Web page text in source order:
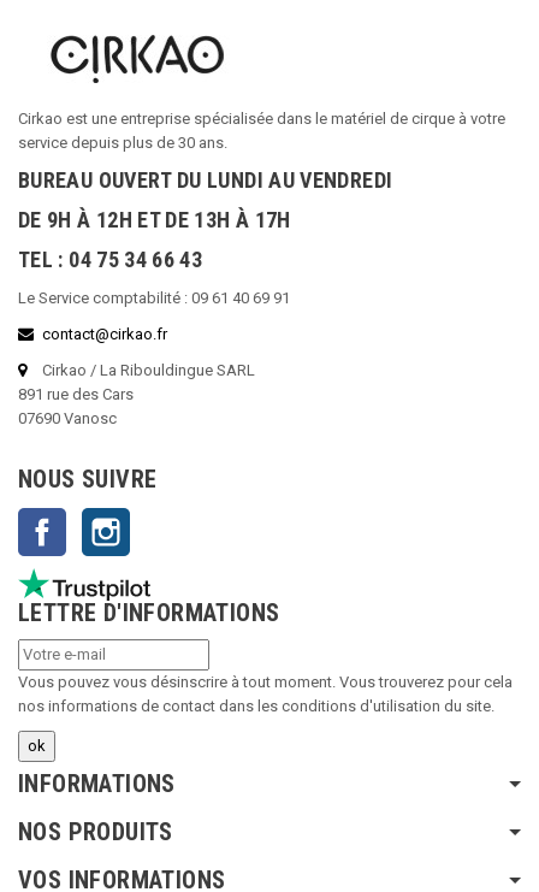
Cirkao est une entreprise spécialisée dans le matériel de cirque à votre
service depuis plus de 30 ans.
BUREAU OUVERT DU LUNDI AU VENDREDI
DE 9H À 12H ET DE 13H À 17H
TEL : 04 75 34 66 43
Le Service comptabilité : 09 61 40 69 91
contact@cirkao.fr
Cirkao / La Ribouldingue SARL
891 rue des Cars
07690 Vanosc
NOUS SUIVRE
Facebook
LETTRE D'INFORMATIONS
Vous pouvez vous désinscrire à tout moment. Vous trouverez pour cela
nos informations de contact dans les conditions d'utilisation du site.
INFORMATIONS
NOS PRODUITS
VOS INFORMATIONS